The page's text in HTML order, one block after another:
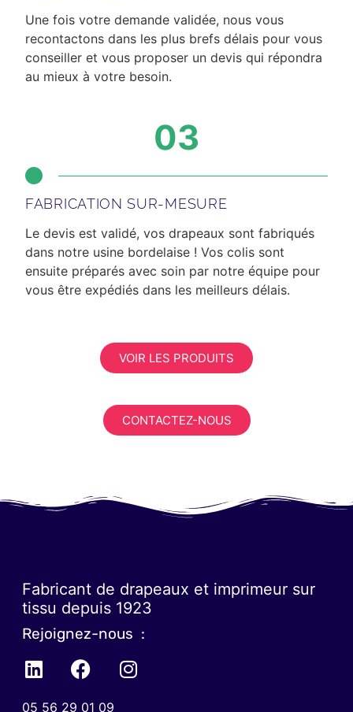
Une fois votre demande validée, nous vous
recontactons dans les plus brefs délais pour vous
conseiller et vous proposer un devis qui répondra
au mieux à votre besoin.
03
FABRICATION SUR-MESURE
Le devis est validé, vos drapeaux sont fabriqués
dans notre usine bordelaise ! Vos colis sont
ensuite préparés avec soin par notre équipe pour
vous être expédiés dans les meilleurs délais.
VOIR LES PRODUITS
CONTACTEZ-NOUS
Fabricant de drapeaux et imprimeur sur
tissu depuis 1923
Rejoignez-nous :
05 56 29 01 09